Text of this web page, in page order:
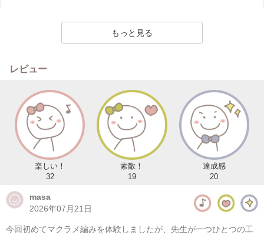
もっと見る
レビュー
楽しい！
32
素敵！
19
達成感
20
masa
2026年07月21日
今回初めてマクラメ編みを体験しましたが、先生が一つひとつの工